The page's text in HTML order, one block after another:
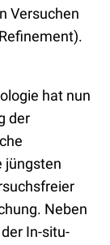
Versuchen
hat nun
der
jüngsten
Neben
In-situ-